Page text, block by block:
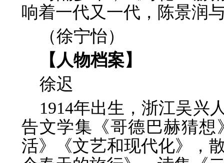
响着一代又一代，陈景润
（徐宁怡）
【人物档案】
徐迟
1914年出生，浙江吴兴
告文学集《哥德巴赫猜
活》《文艺和现代化》，